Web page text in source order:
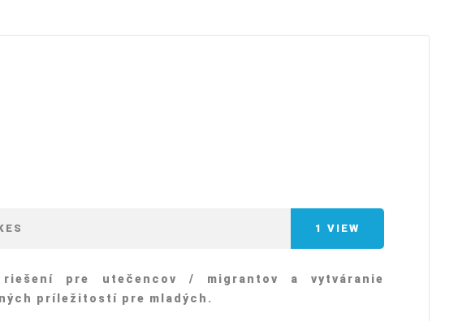
1 VIEW
riešení pre utečencov / migrantov a vytváranie
príležitostí pre mladých.
Hocaoğulları
and ALDE
supports
Ukrainian
Bentornata a casa, Pina Picierno
Welcome home, Pina Picierno
SECGEN